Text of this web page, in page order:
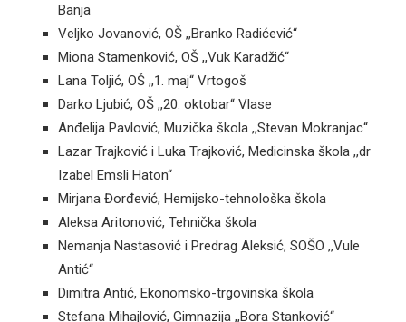
Banja
Veljko Jovanović, OŠ ,,Branko Radićević“
Miona Stamenković, OŠ ,,Vuk Karadžić“
Lana Toljić, OŠ ,,1. maj“ Vrtogoš
Darko Ljubić, OŠ ,,20. oktobar“ Vlase
Anđelija Pavlović, Muzička škola ,,Stevan Mokranjac“
Lazar Trajković i Luka Trajković, Medicinska škola ,,dr
Izabel Emsli Haton“
Mirjana Đorđević, Hemijsko-tehnološka škola
Aleksa Aritonović, Tehnička škola
Nemanja Nastasović i Predrag Aleksić, SOŠO ,,Vule
Antić“
Dimitra Antić, Ekonomsko-trgovinska škola
Stefana Mihajlović, Gimnazija ,,Bora Stanković“